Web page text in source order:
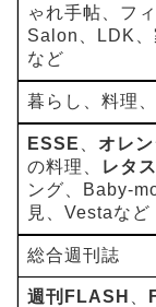
ゃれ手帖、フ
Salon、LDK、
など
暮らし、料理
ESSE オレ
の料理、
レタ
ング、Baby-
見、Vestaなど
総合週刊誌
週刊FLASH